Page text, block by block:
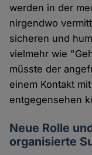
werden in der
nirgendwo
sicheren und
vielmehr wie
müsste der
einem Kontakt
entgegensehen
Neue Rolle
organisierte